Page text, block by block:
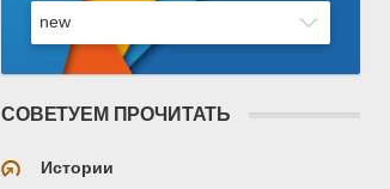
СОВЕТУЕМ ПРОЧИТАТЬ
Истории